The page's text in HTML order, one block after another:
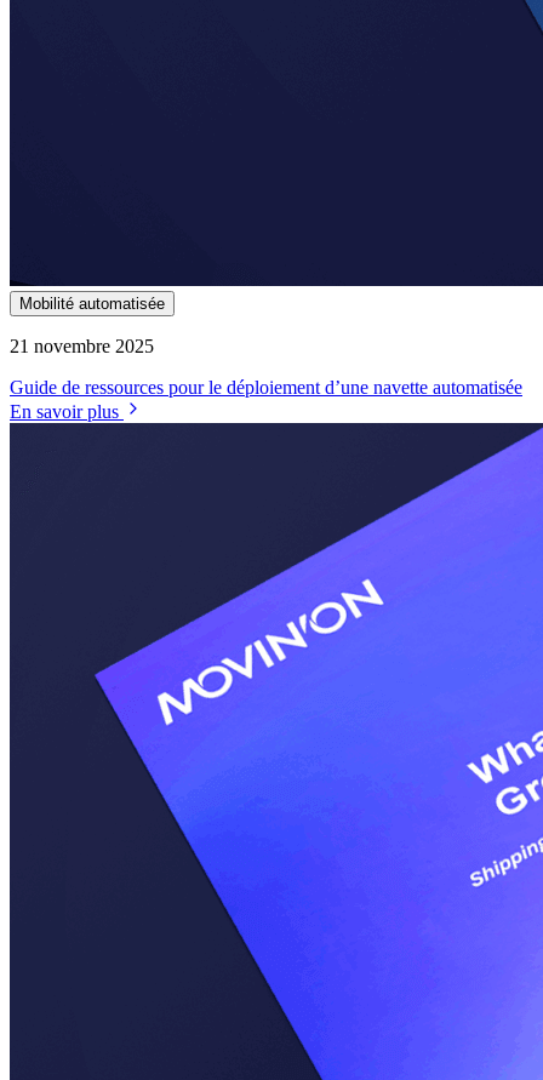
Mobilité automatisée
21 novembre 2025
Guide de ressources pour le déploiement d’une navette automatisée
En savoir plus